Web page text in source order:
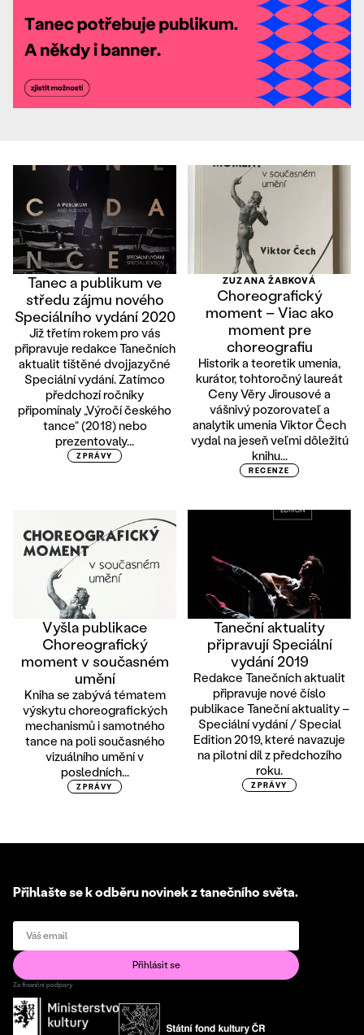
Tanec a publikum ve
středu zájmu nového
Speciálního vydání 2020
Již třetím rokem pro vás
připravuje redakce Tanečních
aktualit tištěné dvojjazyčné
Speciální vydání. Zatímco
předchozí ročníky
připomínaly „Výročí českého
tance“ (2018) nebo
prezentovaly...
ZPRÁVY
ZUZANA ŽABKOVÁ
Choreografický
moment – Viac ako
moment pre
choreografiu
Historik a teoretik umenia,
kurátor, tohtoročný laureát
Ceny Věry Jirousové a
vášnivý pozorovateľ a
analytik umenia Viktor Čech
vydal na jeseň veľmi dôležitú
knihu...
RECENZE
Vyšla publikace
Choreografický
moment v současném
umění
Kniha se zabývá tématem
výskytu choreografických
mechanismů i samotného
tance na poli současného
vizuálního umění v
posledních...
ZPRÁVY
Taneční aktuality
připravují Speciální
vydání 2019
Redakce Tanečních aktualit
připravuje nové číslo
publikace Taneční aktuality –
Speciální vydání / Special
Edition 2019, které navazuje
na pilotní díl z předchozího
roku.
ZPRÁVY
Přihlašte se k odběru novinek z tanečního světa.
Za finanční podpory